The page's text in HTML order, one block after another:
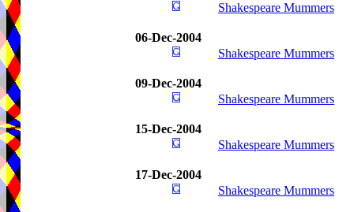
Shakespeare Mummers
06-Dec-2004
Shakespeare Mummers
09-Dec-2004
Shakespeare Mummers
15-Dec-2004
Shakespeare Mummers
17-Dec-2004
Shakespeare Mummers